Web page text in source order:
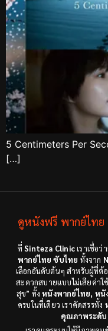
5 Centimeters Per
[…]
ดูหนังฟรี พากย์ไท
ที่Sinteza Clinicเราเชื่อ
พากย์ไทย ซับไทย ทั้งจาก
เลือกอันดับต้นๆ สำหรับผู้ที่ต้
สะดวกสบายแบบไม่เสียค่าใ
สุข” ทั้งหนังพากย์ไทย, หนั
ครบในที่เดียว เราคัดสรรทั้ง
คุณภาพระดับ